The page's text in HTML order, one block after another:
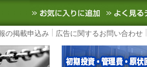
国内外の最新の物流ニュース
お気に入
の掲載申込み 広告に関するお問い合わせ